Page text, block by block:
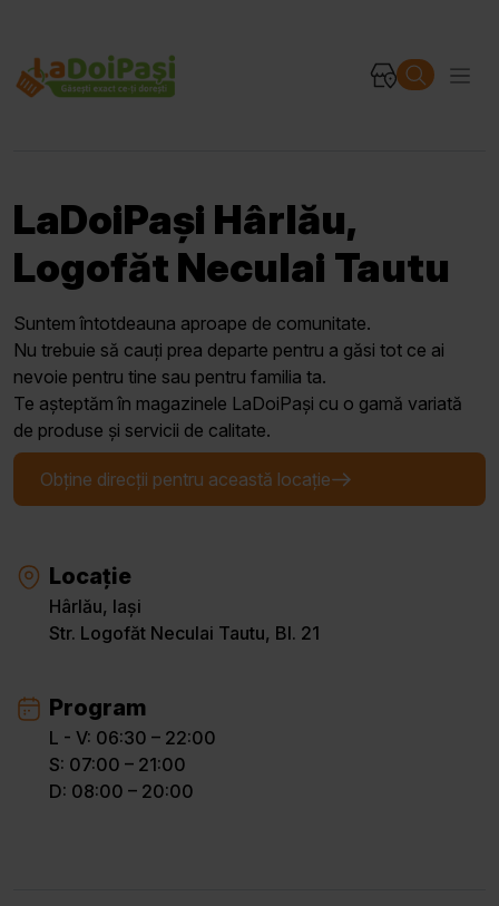
LaDoiPași Hârlău,
Logofăt Neculai Tautu
Suntem întotdeauna aproape de comunitate.
Nu trebuie să cauți prea departe pentru a găsi tot ce ai
nevoie pentru tine sau pentru familia ta.
Te așteptăm în magazinele LaDoiPași cu o gamă variată
de produse și servicii de calitate.
Obține direcții pentru această locație
Locație
Hârlău, Iași
Str. Logofăt Neculai Tautu, Bl. 21
Program
L - V: 06:30 – 22:00
S: 07:00 – 21:00
D: 08:00 – 20:00